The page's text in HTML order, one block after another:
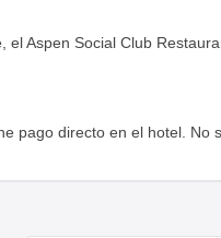
Aspen Social Club
pago directo en el hotel. No